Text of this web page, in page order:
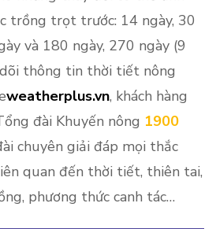
trồng trọt trước: 14 ngày, 30
và 180 ngày, 270 ngày (9
thông tin thời tiết nông
weatherplus.vn, khách hàng
đài Khuyến nông 1900
chuyên giải đáp mọi thắc
quan đến thời tiết, thiên tai,
phương thức canh tác…